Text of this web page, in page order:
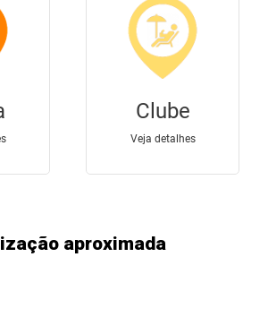
aproximada